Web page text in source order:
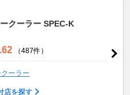
クーラー SPEC-K
（487件）
ーラー
店を探す